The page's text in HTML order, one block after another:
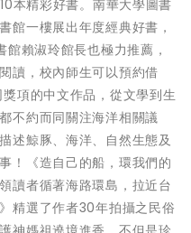
本精彩好書。南華大學圖書
館一樓展出年度經典好書，
賴淑玲館長也極力推薦，
讀，校內師生可以預約借
項的中文作品，從文學到生
不約而同關注海洋相關議
述鯨豚、海洋、自然生態及
！《造自己的船，環我們的
讀者循著海路環島，拉近台
精選了作者30年拍攝之民俗